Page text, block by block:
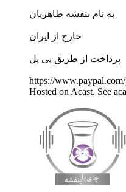
به نام بنفشه طاهریان
خارج از ایران
پرداخت از طریق پی پل
https://
Hosted on Acast. See